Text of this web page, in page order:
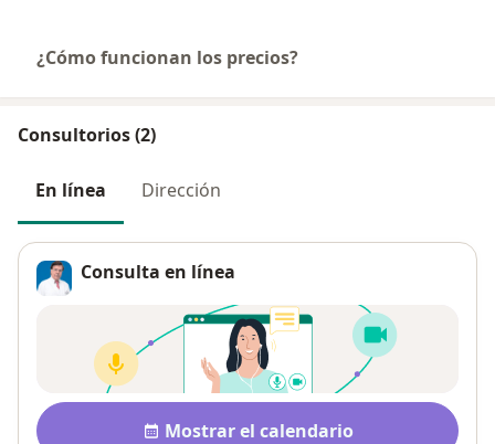
¿Cómo funcionan los precios?
Consultorios (2)
En línea Dirección
Consulta en línea
Disponibilidad
Mostrar el calendario